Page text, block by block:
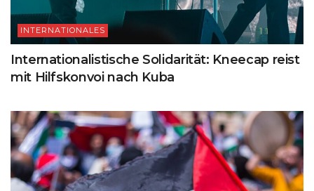
INTERNATIONALES
Internationalistische Solidarität: Kneecap reist
mit Hilfskonvoi nach Kuba